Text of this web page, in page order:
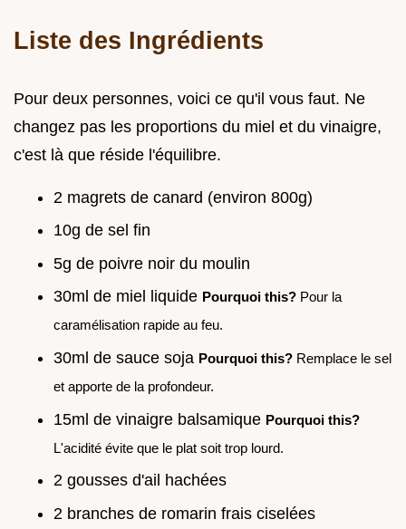
Liste des Ingrédients
Pour deux personnes, voici ce qu'il vous faut. Ne
changez pas les proportions du miel et du vinaigre,
c'est là que réside l'équilibre.
2 magrets de canard (environ 800g)
10g de sel fin
5g de poivre noir du moulin
30ml de miel liquide Pourquoi this? Pour la
caramélisation rapide au feu.
30ml de sauce soja Pourquoi this? Remplace le sel
et apporte de la profondeur.
15ml de vinaigre balsamique Pourquoi this?
L'acidité évite que le plat soit trop lourd.
2 gousses d'ail hachées
2 branches de romarin frais ciselées